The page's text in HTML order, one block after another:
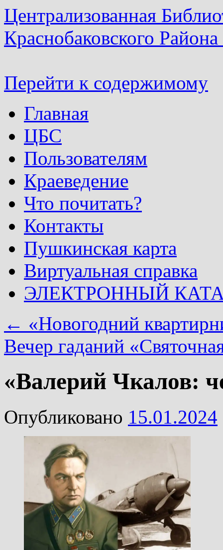
Централизованная
Краснобаковского
Перейти к содержимому
Главная
ЦБС
Пользователям
Краеведение
Что почитать?
Контакты
Пушкинская карта
Виртуальная справка
ЭЛЕКТРОННЫЙ
← «Новогодний
Вечер гаданий
«Валерий Чкалов:
Опубликовано 15.01.2024